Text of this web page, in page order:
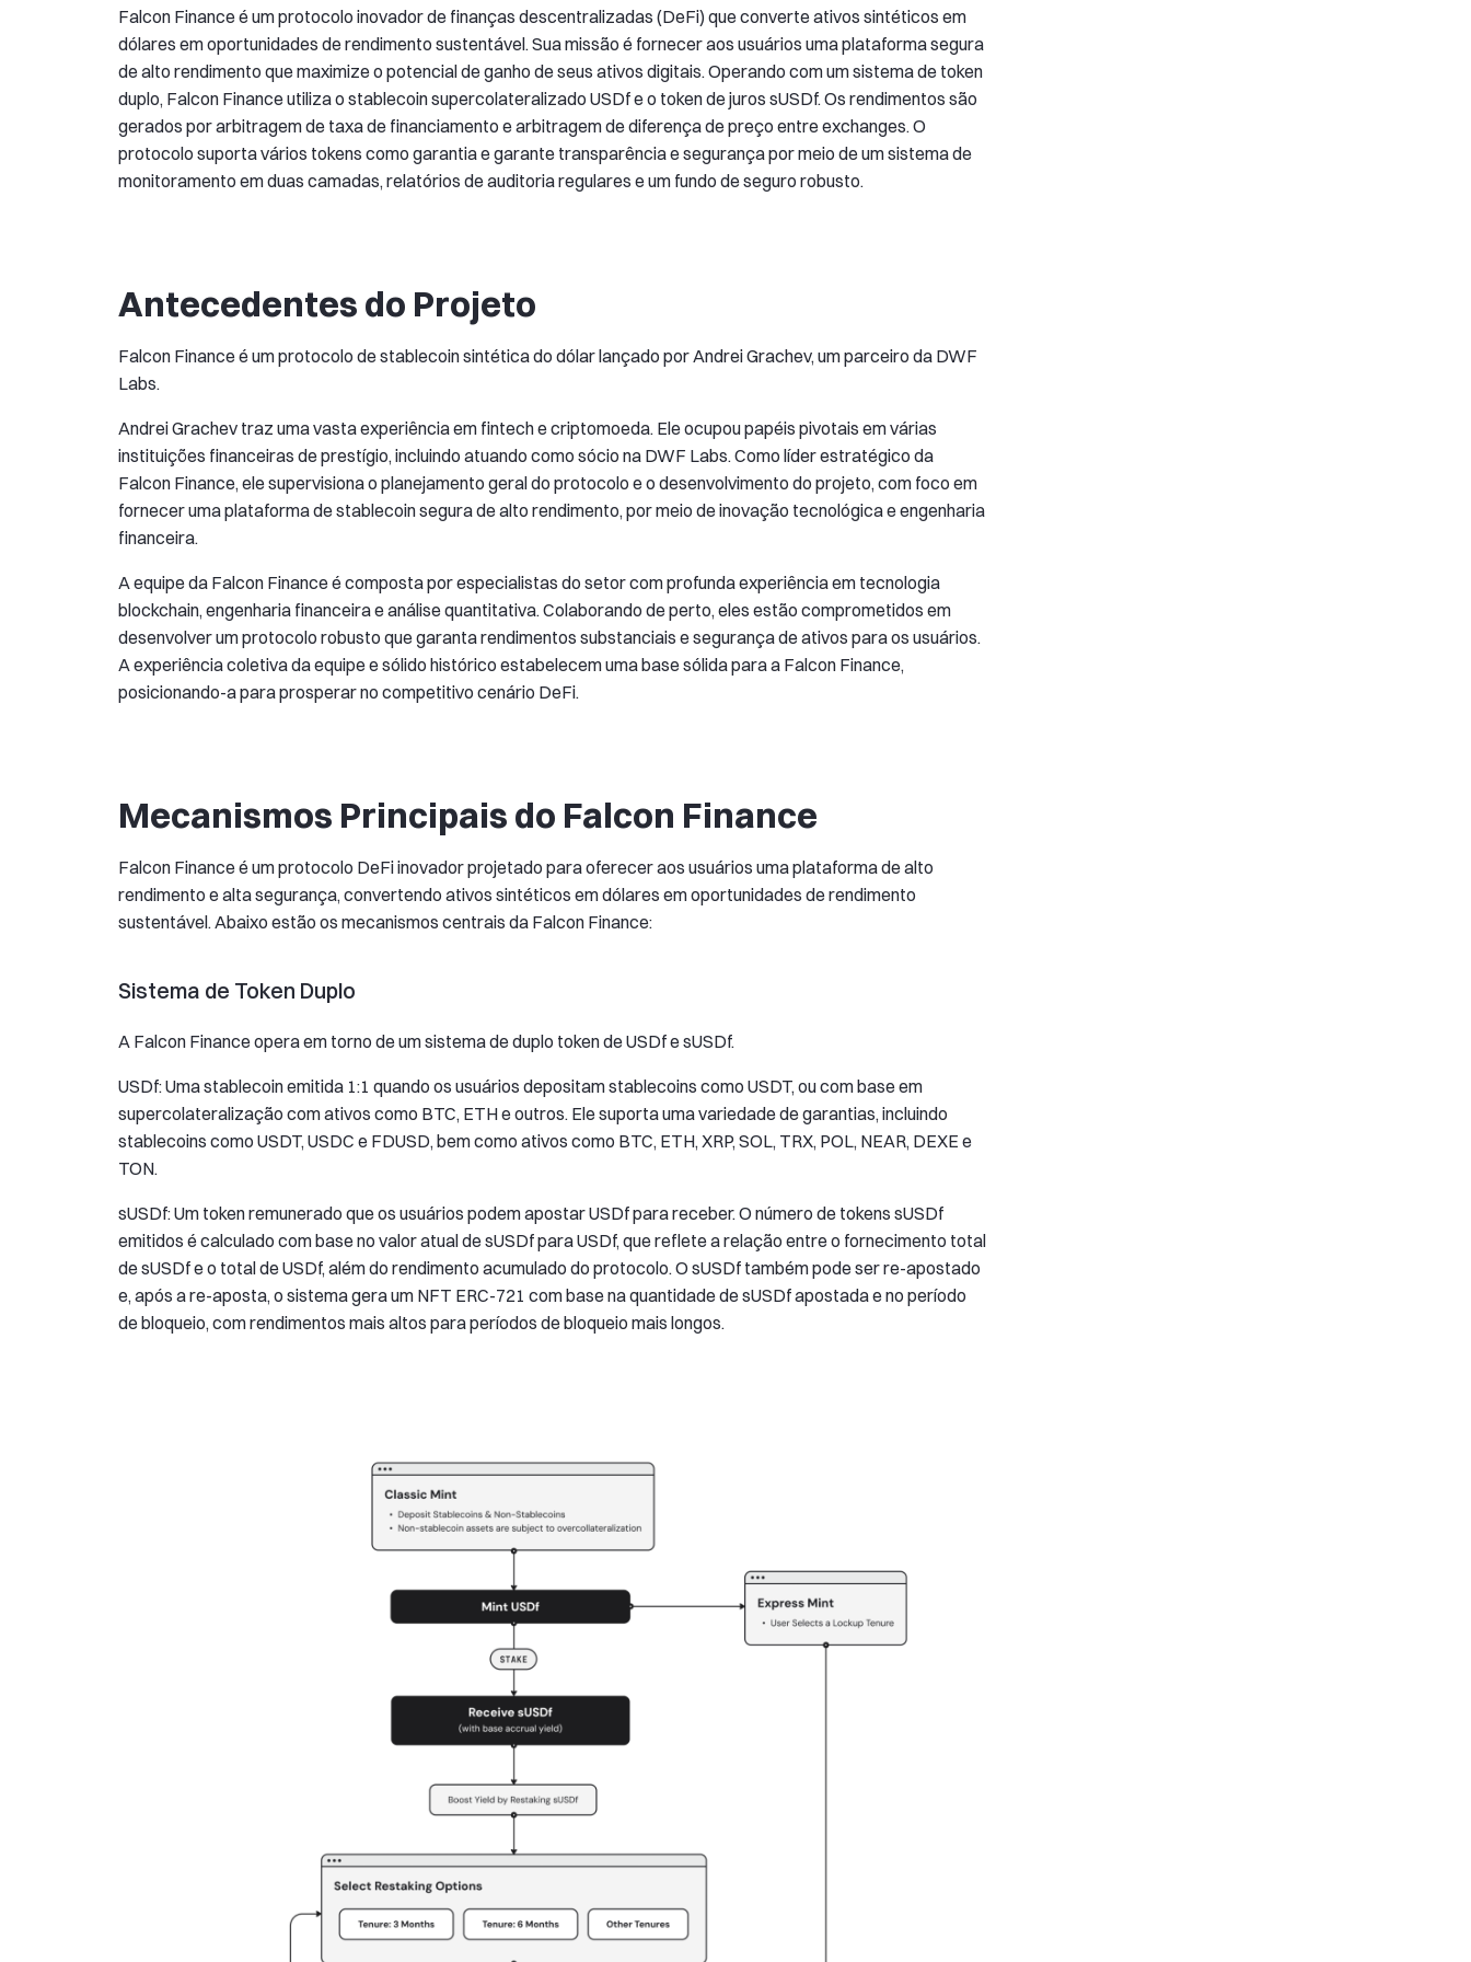
Falcon Finance é um protocolo inovador de finanças descentralizadas (DeFi) que converte ativos sintéticos em
dólares em oportunidades de rendimento sustentável. Sua missão é fornecer aos usuários uma plataforma segura
de alto rendimento que maximize o potencial de ganho de seus ativos digitais. Operando com um sistema de token
duplo, Falcon Finance utiliza o stablecoin supercolateralizado USDf e o token de juros sUSDf. Os rendimentos são
gerados por arbitragem de taxa de financiamento e arbitragem de diferença de preço entre exchanges. O
protocolo suporta vários tokens como garantia e garante transparência e segurança por meio de um sistema de
monitoramento em duas camadas, relatórios de auditoria regulares e um fundo de seguro robusto.
Antecedentes do Projeto
Falcon Finance é um protocolo de stablecoin sintética do dólar lançado por Andrei Grachev, um parceiro da DWF
Labs.
Andrei Grachev traz uma vasta experiência em fintech e criptomoeda. Ele ocupou papéis pivotais em várias
instituições financeiras de prestígio, incluindo atuando como sócio na DWF Labs. Como líder estratégico da
Falcon Finance, ele supervisiona o planejamento geral do protocolo e o desenvolvimento do projeto, com foco em
fornecer uma plataforma de stablecoin segura de alto rendimento, por meio de inovação tecnológica e engenharia
financeira.
A equipe da Falcon Finance é composta por especialistas do setor com profunda experiência em tecnologia
blockchain, engenharia financeira e análise quantitativa. Colaborando de perto, eles estão comprometidos em
desenvolver um protocolo robusto que garanta rendimentos substanciais e segurança de ativos para os usuários.
A experiência coletiva da equipe e sólido histórico estabelecem uma base sólida para a Falcon Finance,
posicionando-a para prosperar no competitivo cenário DeFi.
Mecanismos Principais do Falcon Finance
Falcon Finance é um protocolo DeFi inovador projetado para oferecer aos usuários uma plataforma de alto
rendimento e alta segurança, convertendo ativos sintéticos em dólares em oportunidades de rendimento
sustentável. Abaixo estão os mecanismos centrais da Falcon Finance:
Sistema de Token Duplo
A Falcon Finance opera em torno de um sistema de duplo token de USDf e sUSDf.
USDf: Uma stablecoin emitida 1:1 quando os usuários depositam stablecoins como USDT, ou com base em
supercolateralização com ativos como BTC, ETH e outros. Ele suporta uma variedade de garantias, incluindo
stablecoins como USDT, USDC e FDUSD, bem como ativos como BTC, ETH, XRP, SOL, TRX, POL, NEAR, DEXE e
TON.
sUSDf: Um token remunerado que os usuários podem apostar USDf para receber. O número de tokens sUSDf
emitidos é calculado com base no valor atual de sUSDf para USDf, que reflete a relação entre o fornecimento total
de sUSDf e o total de USDf, além do rendimento acumulado do protocolo. O sUSDf também pode ser re-apostado
e, após a re-aposta, o sistema gera um NFT ERC-721 com base na quantidade de sUSDf apostada e no período
de bloqueio, com rendimentos mais altos para períodos de bloqueio mais longos.